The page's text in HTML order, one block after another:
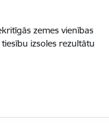
zemes vienības
izsoles rezultātu